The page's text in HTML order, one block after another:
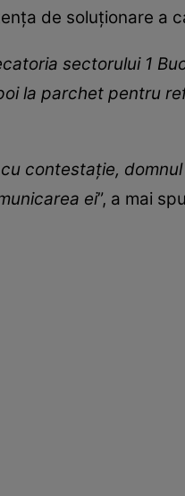
de soluționare a
sectorului 1
la parchet pentru
contestație,
ei”, a mai